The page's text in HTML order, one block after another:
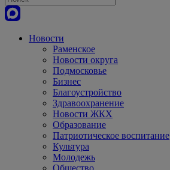
Новости
Раменское
Новости округа
Подмосковье
Бизнес
Благоустройство
Здравоохранение
Новости ЖКХ
Образование
Патриотическое воспитание
Культура
Молодежь
Общество